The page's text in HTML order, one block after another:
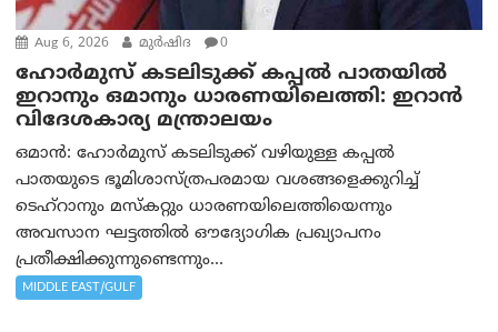
Aug 6, 2026 മുര്‍ഷിദ 0
ഹോർമുസ് കടലിടുക്ക് കപ്പൽ പാതയിൽ
ഇറാനും ഒമാനും ധാരണയിലെത്തി: ഇറാൻ
വിദേശകാര്യ മന്ത്രാലയം
ഒമാന്‍: ഹോർമുസ് കടലിടുക്ക് വഴിയുള്ള കപ്പൽ
പാതയുടെ ഭൂമിശാസ്ത്രപരമായ വശങ്ങളെക്കുറിച്ച്
ടെഹ്‌റാനും മസ്‌കറ്റും ധാരണയിലെത്തിയെന്നും
അവസാന ഘട്ടത്തിൽ ഔദ്യോഗിക പ്രഖ്യാപനം
പ്രതീക്ഷിക്കുന്നുണ്ടെന്നും...
MIDDLE EAST/GULF